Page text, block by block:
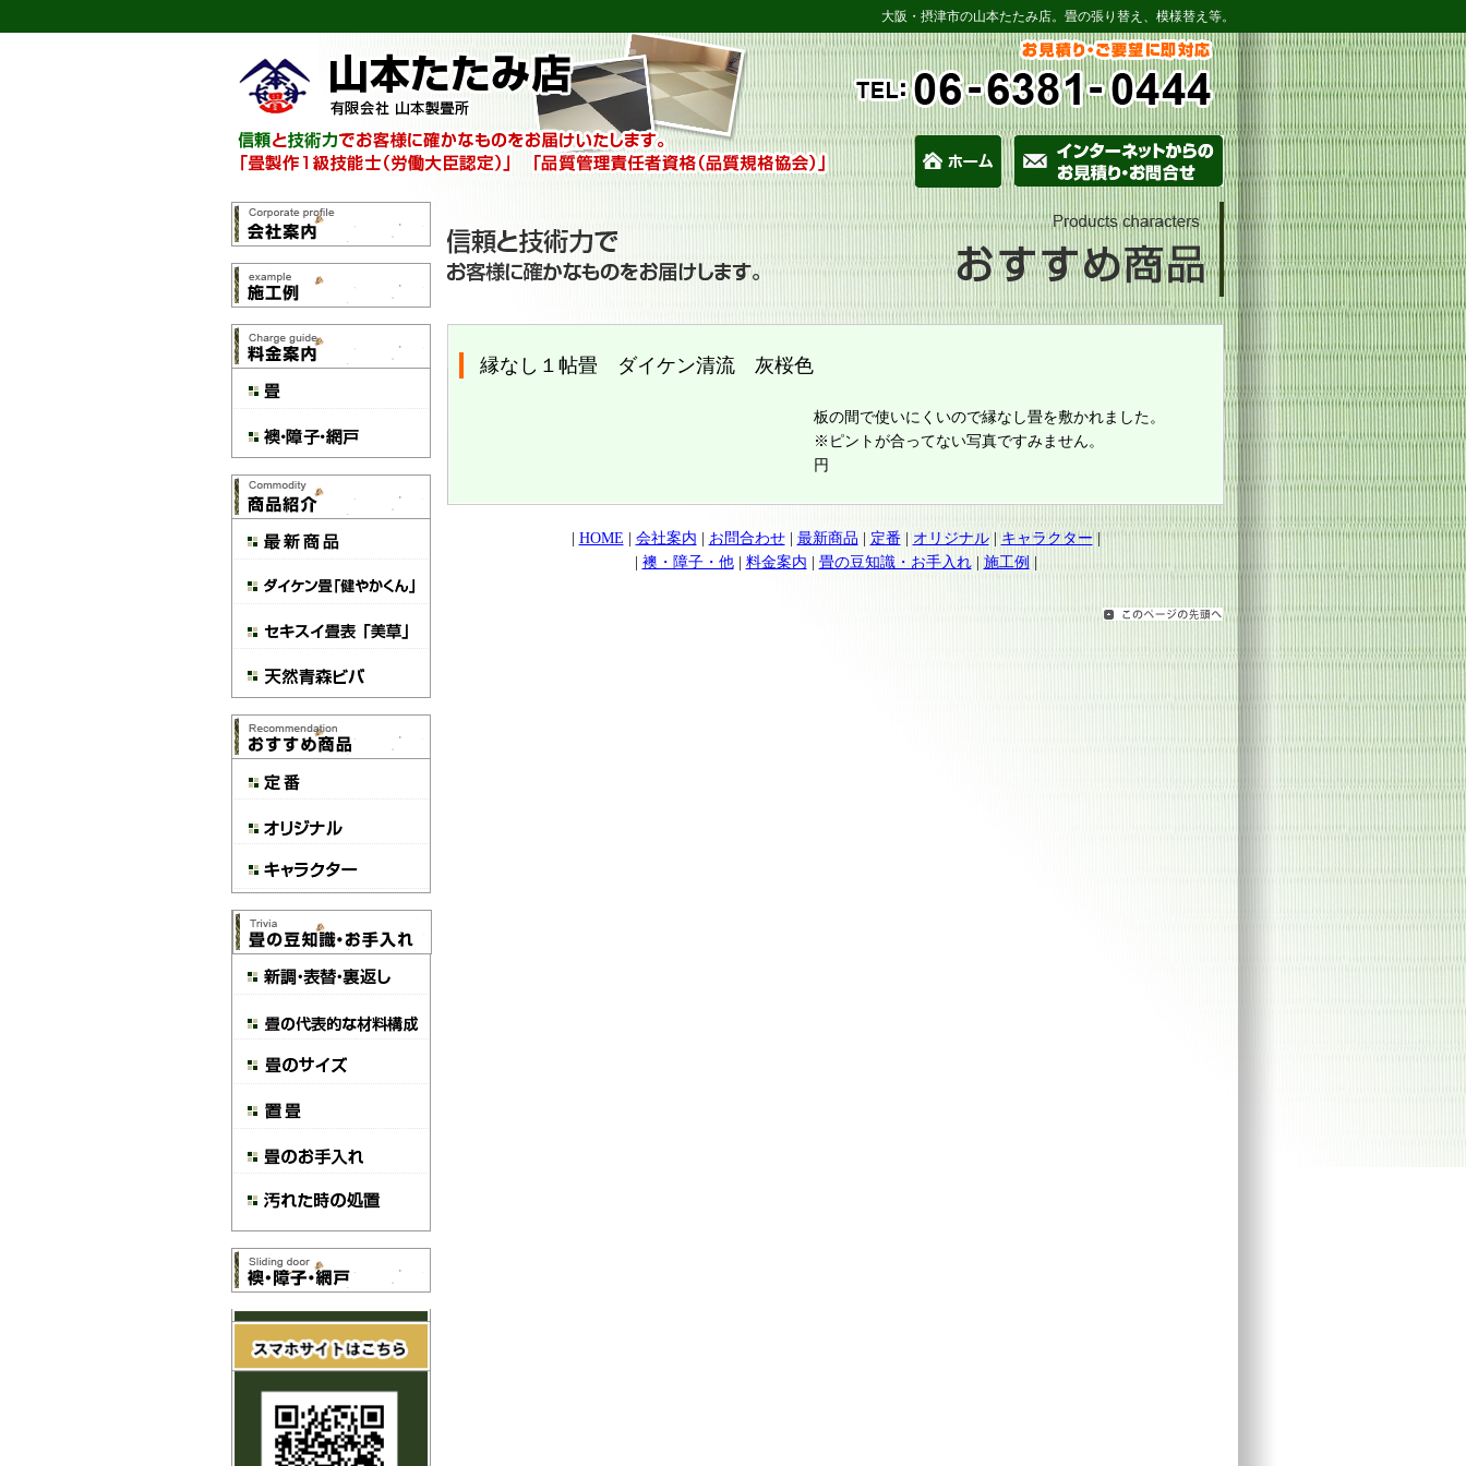
大阪・摂津市の山本たたみ店。畳の張り替え、模様替え等。
縁なし１帖畳 ダイケン清流 灰桜色
板の間で使いにくいので縁なし畳を敷かれました。
※ピントが合ってない写真ですみません。
円
HOME 会社案内 お問合わせ| 最新商品 定番 オリジナル| キャラクター|
襖・障子・他| 料金案内 畳の豆知識・お手入れ| 施工例